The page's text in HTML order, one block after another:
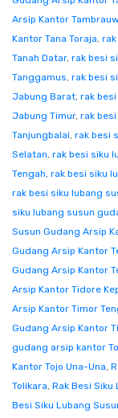
Arsip Kantor Tambrauw
Kantor Tana Toraja,
Tanah Datar, rak besi
Tanggamus, rak besi
Jabung Barat, rak
Jabung Timur, rak
Tanjungbalai, rak besi
Selatan, rak besi siku
Tengah, rak besi siku
rak besi siku lubang
siku lubang susun
Susun Gudang Arsip
Gudang Arsip Kantor
Gudang Arsip Kantor
Arsip Kantor Tidore
Arsip Kantor Timor
Gudang Arsip Kantor
gudang arsip kantor
Kantor Tojo Una-Una,
Tolikara, Rak Besi Siku
Besi Siku Lubang